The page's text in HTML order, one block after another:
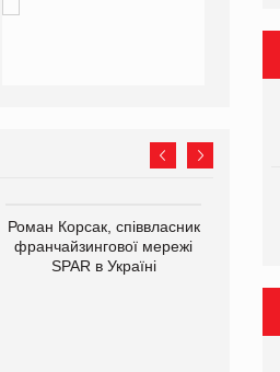
Роман Корсак, співвласник
франчайзингової мережі
SPAR в Україні